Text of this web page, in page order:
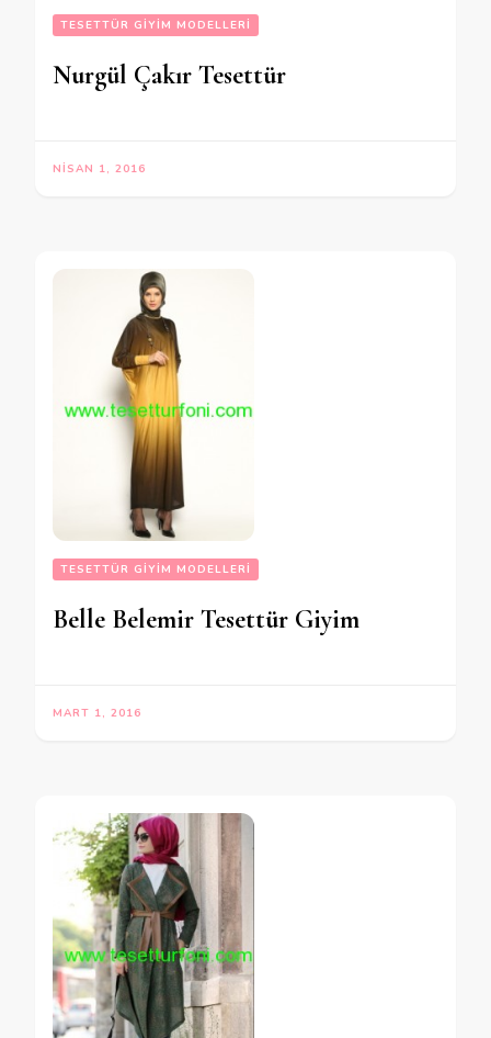
TESETTÜR GIYIM MODELLERI
Nurgül Çakır Tesettür
NISAN 1, 2016
TESETTÜR GIYIM MODELLERI
Belle Belemir Tesettür Giyim
MART 1, 2016